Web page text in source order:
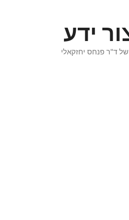
ידע
ד"ר פנחס יחזקאלי